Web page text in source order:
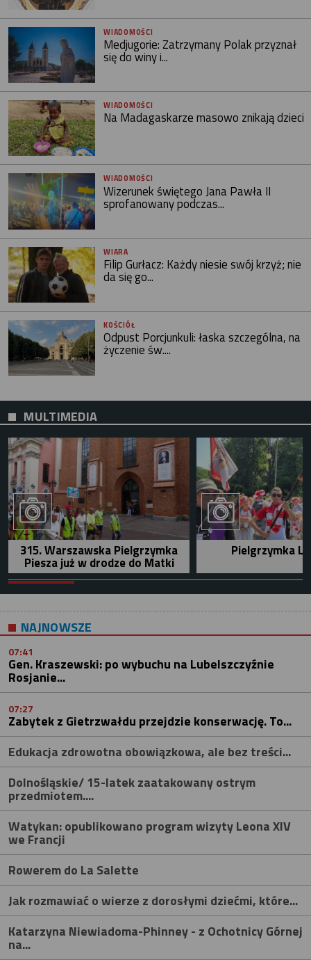
WIADOMOŚCI
Medjugorie: Zatrzymany Polak przyznał
się do winy i...
WIADOMOŚCI
Na Madagaskarze masowo znikają dzieci
WIADOMOŚCI
Wizerunek świętego Jana Pawła II
sprofanowany podczas...
WIARA
Filip Gurłacz: Każdy niesie swój krzyż; nie
da się go...
KOŚCIÓŁ
Odpust Porcjunkuli: łaska szczególna, na
życzenie św....
MULTIMEDIA
315. Warszawska Pielgrzymka
Piesza już w drodze do Matki
Pielgrzymka
NAJNOWSZE
07:41
Gen. Kraszewski: po wybuchu na Lubelszczyźnie
Rosjanie...
07:27
Zabytek z Gietrzwałdu przejdzie konserwację. To...
Edukacja zdrowotna obowiązkowa, ale bez treści...
Dolnośląskie/ 15-latek zaatakowany ostrym
przedmiotem....
Watykan: opublikowano program wizyty Leona XIV
we Francji
Rowerem do La Salette
Jak rozmawiać o wierze z dorosłymi dziećmi, które...
Katarzyna Niewiadoma-Phinney - z Ochotnicy Górnej
na...